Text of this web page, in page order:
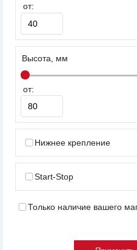
от:
Высота, мм
от:
Нижнее крепление
Start-Stop
Только наличие вашего